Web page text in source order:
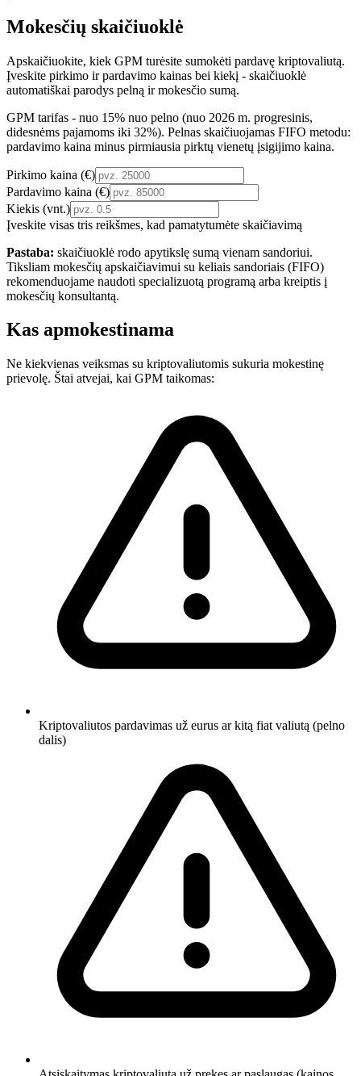
Mokesčių skaičiuoklė
Apskaičiuokite, kiek GPM turėsite sumokėti pardavę kriptovaliutą.
Įveskite pirkimo ir pardavimo kainas bei kiekį - skaičiuoklė
automatiškai parodys pelną ir mokesčio sumą.
GPM tarifas - nuo 15% nuo pelno (nuo 2026 m. progresinis,
didesnėms pajamoms iki 32%). Pelnas skaičiuojamas FIFO metodu:
pardavimo kaina minus pirmiausia pirktų vienetų įsigijimo kaina.
Pirkimo kaina (€)
Pardavimo kaina (€)
Kiekis (vnt.)
Įveskite visas tris reikšmes, kad pamatytumėte skaičiavimą
Pastaba: skaičiuoklė rodo apytikslę sumą vienam sandoriui.
Tiksliam mokesčių apskaičiavimui su keliais sandoriais (FIFO)
rekomenduojame naudoti specializuotą programą arba kreiptis į
mokesčių konsultantą.
Kas apmokestinama
Ne kiekvienas veiksmas su kriptovaliutomis sukuria mokestinę
prievolę. Štai atvejai, kai GPM taikomas:
Kriptovaliutos pardavimas už eurus ar kitą fiat valiutą (pelno
dalis)